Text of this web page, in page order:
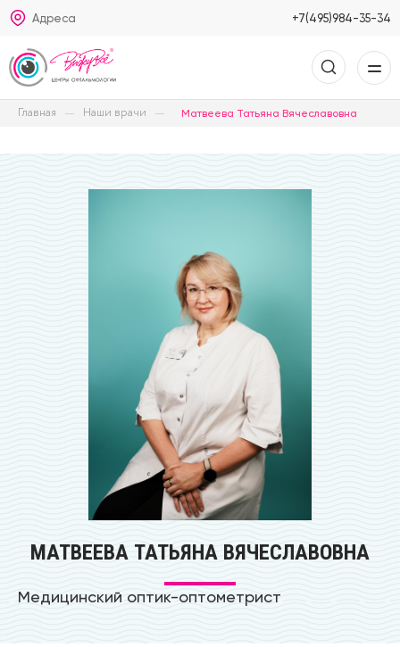
Адреса +7(495)984-35-34
Главная Наши врачи Матвеева Татьяна Вячеславовна
МАТВЕЕВА ТАТЬЯНА ВЯЧЕСЛАВОВНА
Медицинский оптик-оптометрист